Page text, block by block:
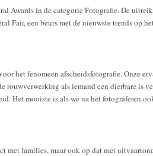
Awards in de categorie Fotografie. De
Fair, een beurs met de nieuwste trends op
het fenomeen afscheidsfotografie. Onze
rouwverwerking als iemand een dierbare is
Het mooiste is als we na het fotograferen
met families, maar ook op dat met